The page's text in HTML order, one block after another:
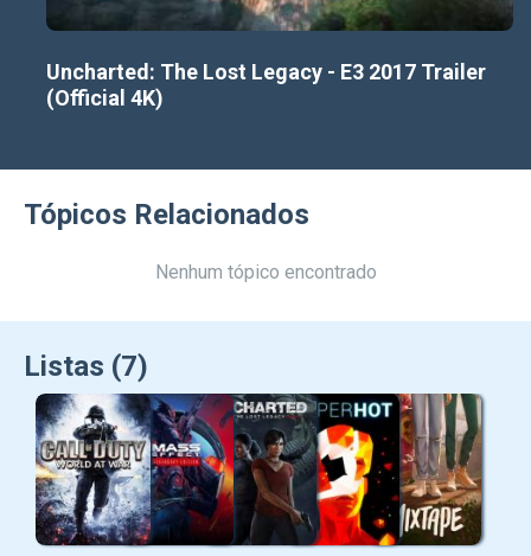
Uncharted: The Lost Legacy - E3 2017 Trailer
(Official 4K)
Tópicos Relacionados
Nenhum tópico encontrado
Listas (7)